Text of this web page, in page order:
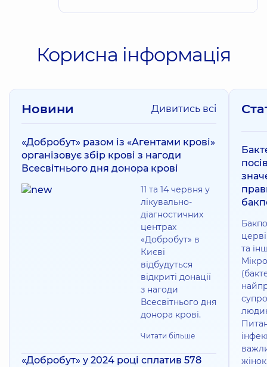
Корисна інформація
Новини Дивитись всі
«Добробут» разом із «Агентами крові»
організовує збір крові з нагоди
Всесвітнього дня донора крові
11 та 14 червня у
лікувально-
діагностичних
центрах
«Добробут» в
Києві
відбудуться
відкриті донації
з нагоди
Всесвітнього дня
донора крові.
Читати більше
«Добробут» у 2024 році сплатив 578
та